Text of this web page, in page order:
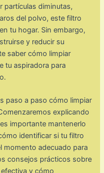
partículas diminutas,
del polvo, este filtro
tu hogar. Sin embargo,
y reducir su
saber cómo limpiar
tu aspiradora para
paso a paso cómo limpiar
explicando
importante mantenerlo
identificar si tu filtro
momento adecuado para
consejos prácticos sobre